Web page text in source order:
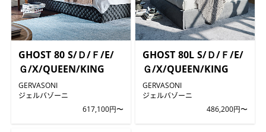
GHOST 80 S/Ｄ/Ｆ/E/
Ｇ/X/QUEEN/KING
GERVASONI
ジェルバゾーニ
617,100円〜
GHOST 80L S/Ｄ/Ｆ/E/
Ｇ/X/QUEEN/KING
GERVASONI
ジェルバゾーニ
486,200円〜